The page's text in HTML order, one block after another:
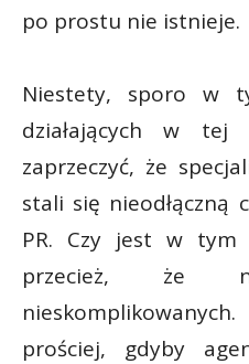
po prostu nie istnieje.
Niestety, sporo w
działających w
zaprzeczyć, że
stali się nieodłączną
PR. Czy jest w tym
przecież, że
prościej, gdyby